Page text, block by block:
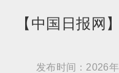
【中国日报网
发布时间：2026